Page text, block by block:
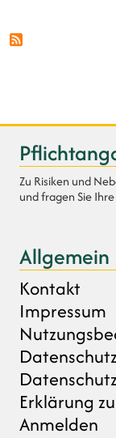
Zu Risiken und
und fragen Sie
Allgemein
Kontakt
Impressum
Datenschutz
Erklärung
Anmelden